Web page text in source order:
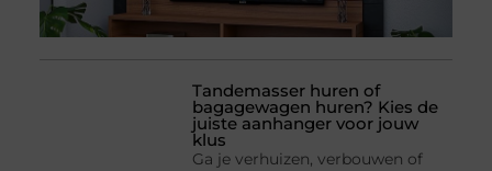
Tandemasser huren of
bagagewagen huren? Kies de
juiste aanhanger voor jouw
klus
Ga je verhuizen, verbouwen of